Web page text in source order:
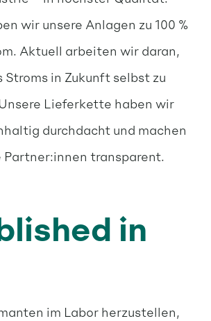
wir unsere Anlagen zu 100 %
Aktuell arbeiten wir daran,
Stroms in Zukunft selbst zu
Lieferkette haben wir
durchdacht und machen
Partner:innen transparent.
in
im Labor herzustellen,